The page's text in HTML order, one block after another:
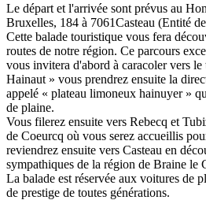
Le départ et l'arrivée sont prévus au
Bruxelles, 184 à 7061Casteau (Entité
Cette balade touristique vous fera
routes de notre région. Ce parcours
vous invitera d'abord à caracoler vers
Hainaut » vous prendrez ensuite la
appelé « plateau limoneux hainuyer »
de plaine.
Vous filerez ensuite vers Rebecq et
de Coeurcq où vous serez accueillis
reviendrez ensuite vers Casteau en
sympathiques de la région de Braine le
La balade est réservée aux voitures de
de prestige de toutes générations.